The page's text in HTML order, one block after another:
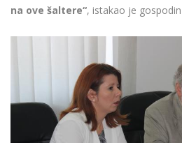
na ove šaltere“, istakao je